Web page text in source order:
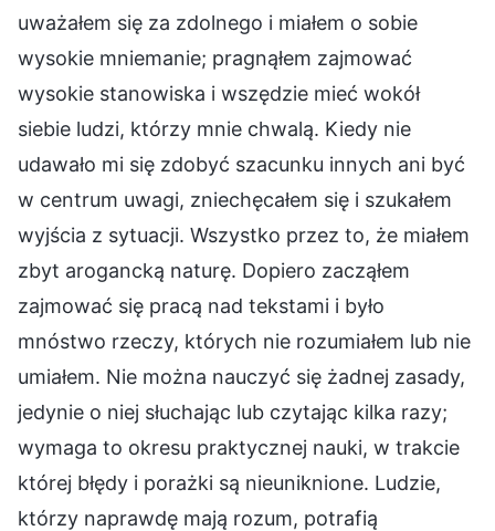
uważałem się za zdolnego i miałem o sobie
wysokie mniemanie; pragnąłem zajmować
wysokie stanowiska i wszędzie mieć wokół
siebie ludzi, którzy mnie chwalą. Kiedy nie
udawało mi się zdobyć szacunku innych ani być
w centrum uwagi, zniechęcałem się i szukałem
wyjścia z sytuacji. Wszystko przez to, że miałem
zbyt arogancką naturę. Dopiero zacząłem
zajmować się pracą nad tekstami i było
mnóstwo rzeczy, których nie rozumiałem lub nie
umiałem. Nie można nauczyć się żadnej zasady,
jedynie o niej słuchając lub czytając kilka razy;
wymaga to okresu praktycznej nauki, w trakcie
której błędy i porażki są nieuniknione. Ludzie,
którzy naprawdę mają rozum, potrafią